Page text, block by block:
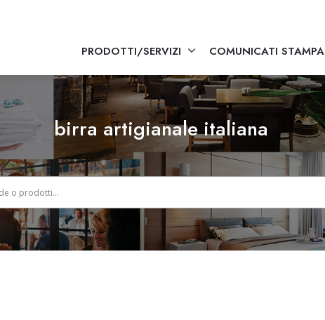
PRODOTTI/SERVIZI COMUNICATI STAMPA
birra artigianale italiana